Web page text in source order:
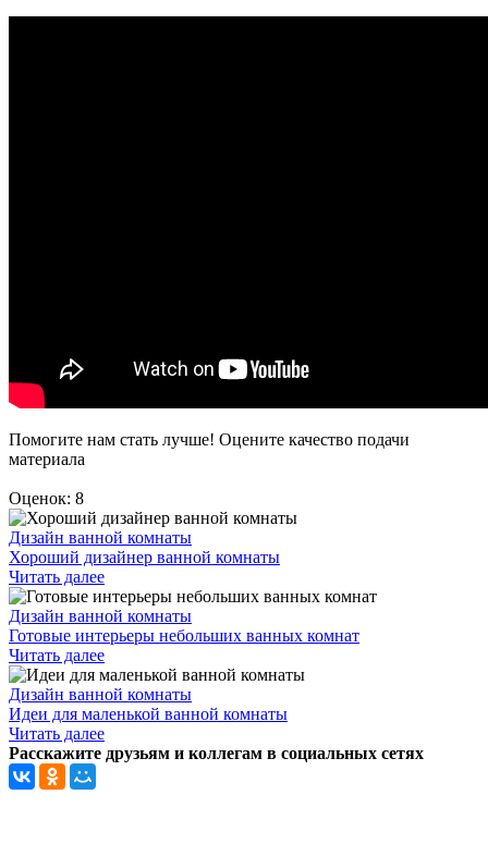
Помогите нам стать лучше! Оцените качество подачи
материала
Оценок: 8
Дизайн ванной комнаты
Хороший дизайнер ванной комнаты
Читать далее
Дизайн ванной комнаты
Готовые интерьеры небольших ванных комнат
Читать далее
Дизайн ванной комнаты
Идеи для маленькой ванной комнаты
Читать далее
Расскажите друзьям и коллегам в социальных сетях